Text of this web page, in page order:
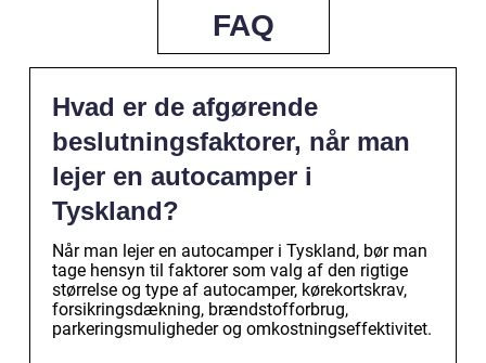
FAQ
Hvad er de afgørende
beslutningsfaktorer, når man
lejer en autocamper i
Tyskland?
Når man lejer en autocamper i Tyskland, bør man
tage hensyn til faktorer som valg af den rigtige
størrelse og type af autocamper, kørekortskrav,
forsikringsdækning, brændstofforbrug,
parkeringsmuligheder og omkostningseffektivitet.